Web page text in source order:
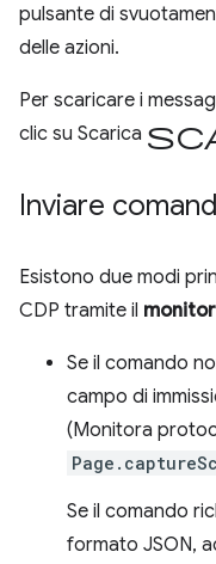
pulsante di
delle azioni.
Per scaricare i
clic su Scarica
Inviare
Esistono due modi
CDP tramite il
Se il comando
campo di
(Monitora
Se il comando
formato JSON,